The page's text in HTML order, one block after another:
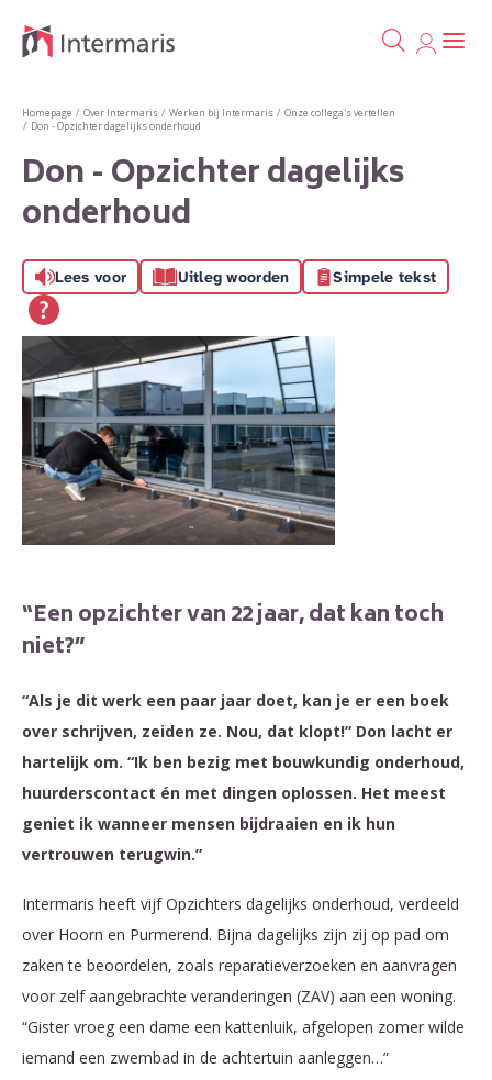
Naar hoofdinhoud
Naar hoofdnavigatiemenu
Naar zoeken
Naar de homepage Ga
Homepage Over Intermaris Werken bij Intermaris
Onze collega's vertellen
Don - Opzichter dagelijks onderhoud
Don - Opzichter dagelijks
onderhoud
Lees voor Uitleg woorden Simpele tekst
“Een opzichter van 22 jaar, dat kan toch
niet?”
“Als je dit werk een paar jaar doet, kan je er een boek
over schrijven, zeiden ze. Nou, dat klopt!” Don lacht er
hartelijk om. “Ik ben bezig met bouwkundig onderhoud,
huurderscontact én met dingen oplossen. Het meest
geniet ik wanneer mensen bijdraaien en ik hun
vertrouwen terugwin.”
Intermaris heeft vijf Opzichters dagelijks onderhoud, verdeeld
over Hoorn en Purmerend. Bijna dagelijks zijn zij op pad om
zaken te beoordelen, zoals reparatieverzoeken en aanvragen
voor zelf aangebrachte veranderingen (ZAV) aan een woning.
“Gister vroeg een dame een kattenluik, afgelopen zomer wilde
iemand een zwembad in de achtertuin aanleggen…”